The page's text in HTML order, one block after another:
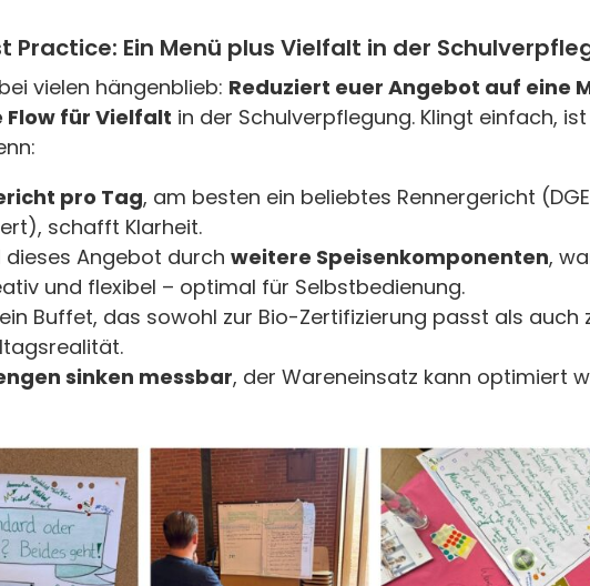
Practice: Ein Menü plus Vielfalt in der
vielen hängenblieb: Reduziert euer Angebot auf eine
Flow für Vielfalt in der Schulverpflegung. Klingt einfach,
pro Tag, am besten ein beliebtes Rennergericht
schafft Klarheit.
dieses Angebot durch weitere Speisenkomponenten,
und flexibel – optimal für Selbstbedienung.
Buffet, das sowohl zur Bio-Zertifizierung passt als auch
sinken messbar, der Wareneinsatz kann optimiert